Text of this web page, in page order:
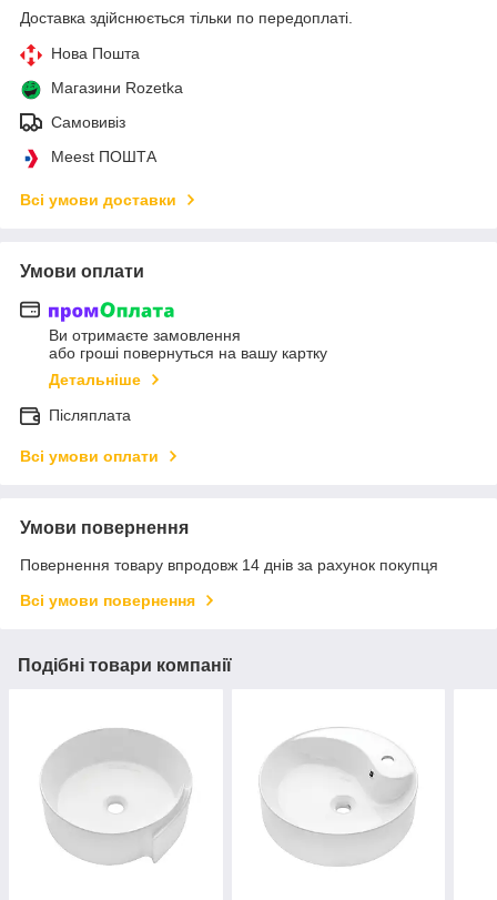
Доставка здійснюється тільки по передоплаті.
Нова Пошта
Магазини Rozetka
Самовивіз
Meest ПОШТА
Всі умови доставки
Умови оплати
Ви отримаєте замовлення
або гроші повернуться на вашу картку
Детальніше
Післяплата
Всі умови оплати
Умови повернення
Повернення товару впродовж 14 днів за рахунок покупця
Всі умови повернення
Подібні товари компанії